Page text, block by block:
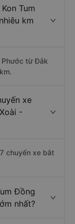
Tum
km
Phước từ Đắk
xe
-
chuyến xe bắt
Đồng
nhất?